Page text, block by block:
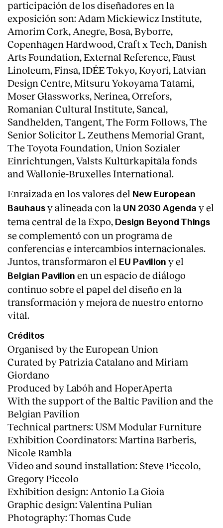
Servicios
participación de los diseñadores en la
exposición son: Adam Mickiewicz Institute,
Amorim Cork, Anegre, Bosa, Byborre,
Copenhagen Hardwood, Craft x Tech, Danish
Arts Foundation, External Reference, Faust
Linoleum, Finsa, IDÉE Tokyo, Koyori, Latvian
Design Centre, Mitsuru Yokoyama Tatami,
Moser Glassworks, Nerinea, Orrefors,
Romanian Cultural Institute, Sancal,
Sandhelden, Tangent, The Form Follows, The
Senior Solicitor L. Zeuthens Memorial Grant,
The Toyota Foundation, Union Sozialer
Einrichtungen, Valsts Kultūrkapitāla fonds
and Wallonie-Bruxelles International.
Enraizada en los valores del New European
Bauhaus y alineada con la UN 2030 Agenda y el
tema central de la Expo, Design Beyond Things
se complementó con un programa de
conferencias e intercambios internacionales.
Juntos, transformaron el EU Pavilion y el
Belgian Pavilion en un espacio de diálogo
continuo sobre el papel del diseño en la
transformación y mejora de nuestro entorno
vital.
Créditos
Organised by the European Union
Curated by Patrizia Catalano and Miriam
Giordano
Produced by Labóh and HoperAperta
With the support of the Baltic Pavilion and the
Belgian Pavilion
Technical partners: USM Modular Furniture
Exhibition Coordinators: Martina Barberis,
Nicole Rambla
Video and sound installation: Steve Piccolo,
Gregory Piccolo
Exhibition design: Antonio La Gioia
Graphic design: Valentina Pulian
Photography: Thomas Cude